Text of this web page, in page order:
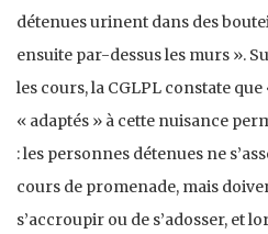
détenues urinent dans des
ensuite par-dessus les murs ».
les cours, la CGLPL constate
« adaptés » à cette nuisance
: les personnes détenues ne
cours de promenade, mais
s’accroupir ou de s’adosser, et